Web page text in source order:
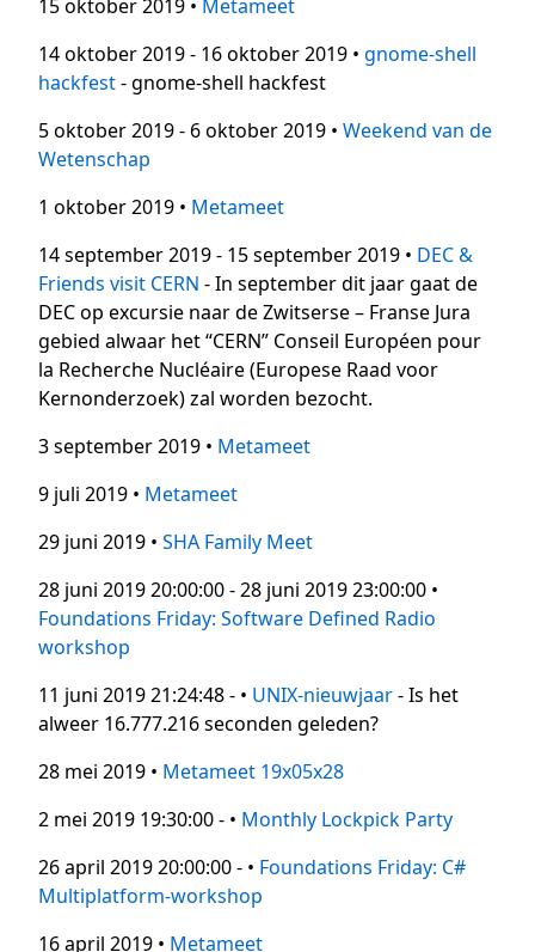
15 oktober 2019 • Metameet
14 oktober 2019 - 16 oktober 2019 • gnome-shell
hackfest- gnome-shell hackfest
5 oktober 2019 - 6 oktober 2019 • Weekend van de
Wetenschap
1 oktober 2019 • Metameet
14 september 2019 - 15 september 2019 • DEC &
Friends visit CERN - In september dit jaar gaat de
DEC op excursie naar de Zwitserse – Franse Jura
gebied alwaar het “CERN” Conseil Européen pour
la Recherche Nucléaire (Europese Raad voor
Kernonderzoek) zal worden bezocht.
3 september 2019 • Metameet
9 juli 2019 • Metameet
29 juni 2019 • SHA Family Meet
28 juni 2019 20:00:00 - 28 juni 2019 23:00:00 •
Foundations Friday: Software Defined Radio
workshop
11 juni 2019 21:24:48 - • UNIX-nieuwjaar- Is het
alweer 16.777.216 seconden geleden?
28 mei 2019 • Metameet 19x05x28
2 mei 2019 19:30:00 - • Monthly Lockpick Party
26 april 2019 20:00:00 - • Foundations Friday: C#
Multiplatform-workshop
16 april 2019 • Metameet